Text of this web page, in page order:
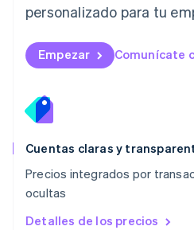
personalizado para tu
Empezar Comunícate
Cuentas claras y
Precios integrados por
ocultas
Detalles de los precios
English 简体中文
English
México
Noruega
English
English
NederlandsEnglish
Polonia
English